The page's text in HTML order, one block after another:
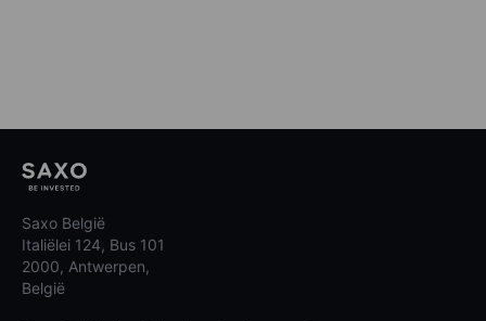
Saxo België
Italiëlei 124, Bus 101
2000, Antwerpen,
België